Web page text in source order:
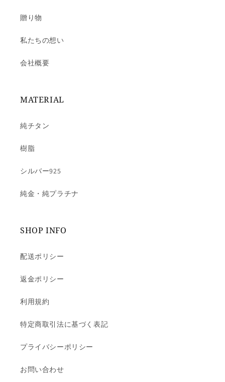
贈り物
私たちの想い
会社概要
MATERIAL
純チタン
樹脂
シルバー925
純金・純プラチナ
SHOP INFO
配送ポリシー
返金ポリシー
利用規約
特定商取引法に基づく表記
プライバシーポリシー
お問い合わせ